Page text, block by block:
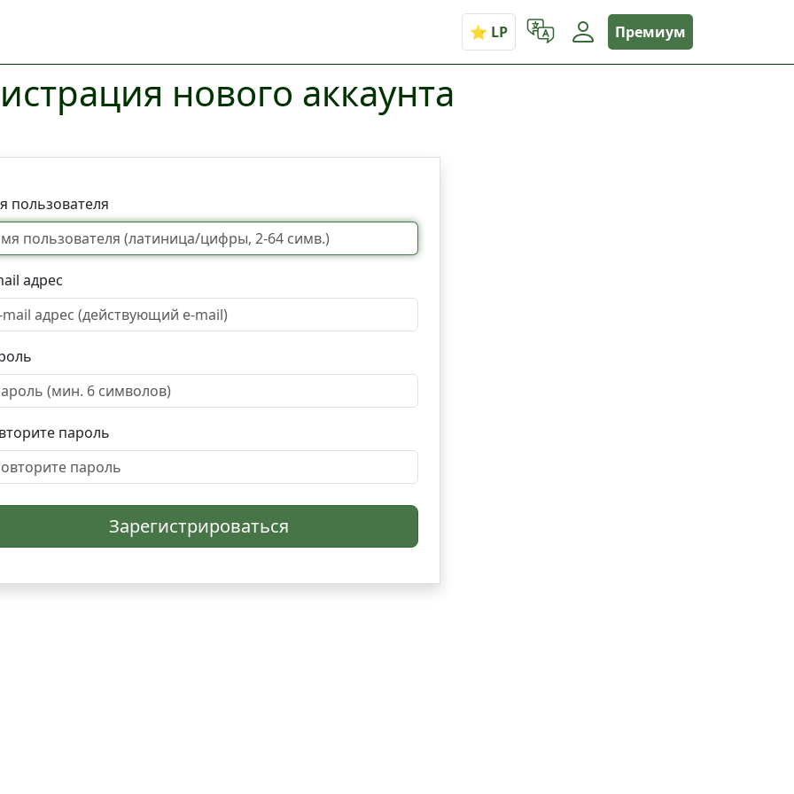
Премиум
нового аккаунта
пользователя
адрес
пароль
Зарегистрироваться